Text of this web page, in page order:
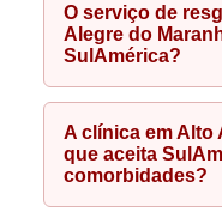
O serviço de
Alegre do
SulAmérica?
A clínica em Alto
que aceita
comorbidades?